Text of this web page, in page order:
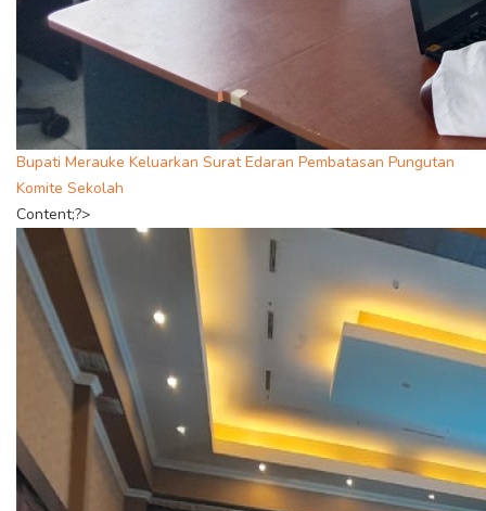
Bupati Merauke Keluarkan Surat Edaran Pembatasan Pungutan
Komite Sekolah
Content;?>